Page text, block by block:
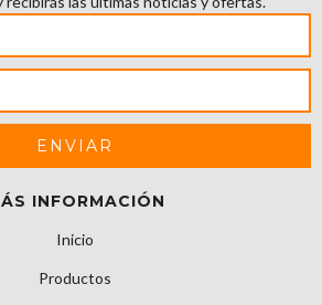
INFORMACIÓN
Inicio
Productos